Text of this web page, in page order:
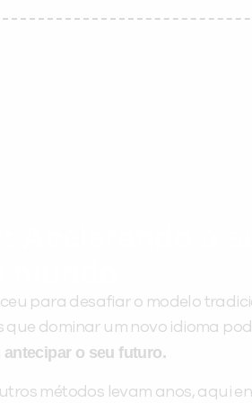
para desafiar o modelo
que dominar um novo idioma
antecipar o seu futuro.
métodos levam anos, aqui